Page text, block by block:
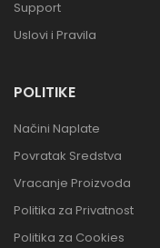
Support
Uslovi i Pravila
POLITIKE
Načini Naplate
Povratak Sredstva
Vracanje Proizvoda
Politika za Privatnost
Politika za Cookies